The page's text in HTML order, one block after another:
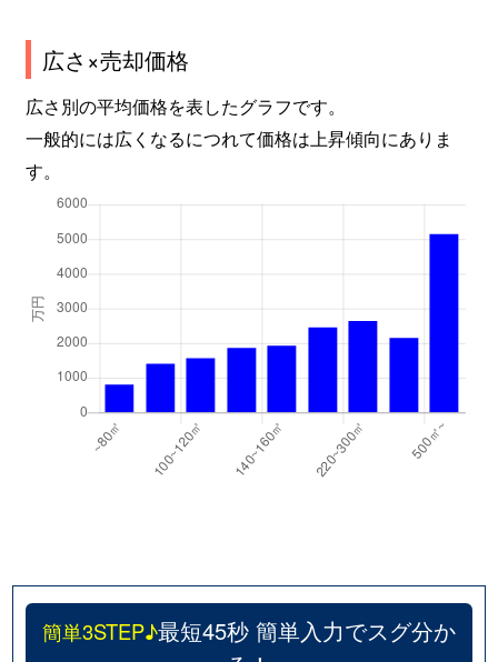
広さ×売却価格
広さ別の平均価格を表したグラフです。
一般的には広くなるにつれて価格は上昇傾向にありま
す。
簡単3STEP♪最短45秒 簡単入力でスグ分か